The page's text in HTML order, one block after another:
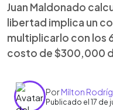
Juan Maldonado
libertad implica un
multiplicarlo con los
costo de $300,000
PorMilton
Publicado el 17 de